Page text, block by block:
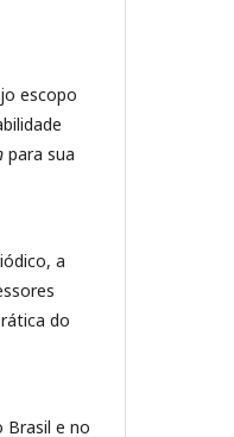
escopo
para sua
a
do
Brasil e no